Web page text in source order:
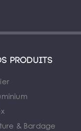
produits
& Bardage